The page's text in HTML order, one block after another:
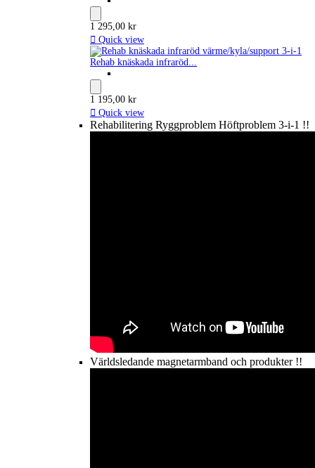
1 295,00 kr
 Quick view
Rehab knäskada infraröd...
1 195,00 kr
 Quick view
Rehabilitering Ryggproblem Höftproblem 3-i-1 !!
Världsledande magnetarmband och produkter !!